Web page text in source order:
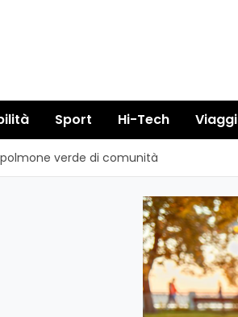
Sport Hi-Tech Viaggi
verde di comunità